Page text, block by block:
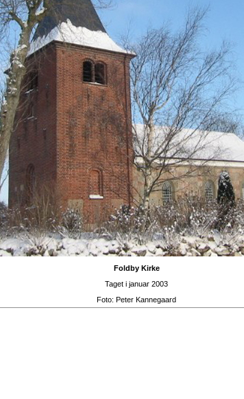
Foldby Kirke
Taget i januar 2003
Foto: Peter Kannegaard